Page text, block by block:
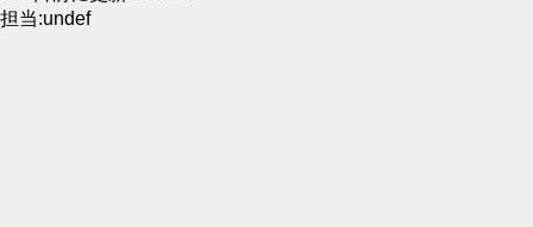
担当:undef